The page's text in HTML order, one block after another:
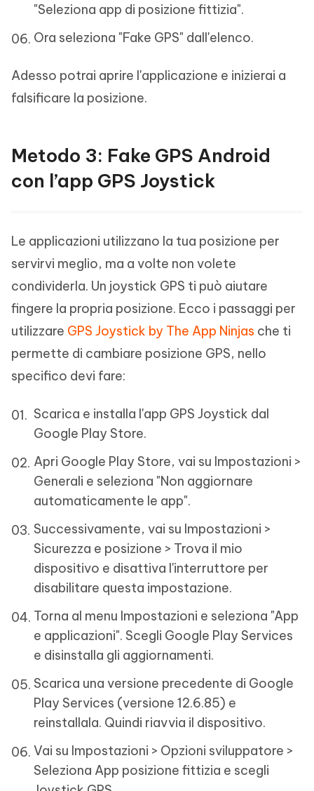
"Seleziona app di posizione fittizia".
Ora seleziona "Fake GPS" dall'elenco.
Adesso potrai aprire l'applicazione e inizierai a
falsificare la posizione.
Metodo 3: Fake GPS Android
con l’app GPS Joystick
Le applicazioni utilizzano la tua posizione per
servirvi meglio, ma a volte non volete
condividerla. Un joystick GPS ti può aiutare
fingere la propria posizione. Ecco i passaggi per
utilizzare GPS Joystick by The App Ninjas che ti
permette di cambiare posizione GPS, nello
specifico devi fare:
Scarica e installa l'app GPS Joystick dal
Google Play Store.
Apri Google Play Store, vai su Impostazioni >
Generali e seleziona "Non aggiornare
automaticamente le app".
Successivamente, vai su Impostazioni >
Sicurezza e posizione > Trova il mio
dispositivo e disattiva l'interruttore per
disabilitare questa impostazione.
Torna al menu Impostazioni e seleziona "App
e applicazioni". Scegli Google Play Services
e disinstalla gli aggiornamenti.
Scarica una versione precedente di Google
Play Services (versione 12.6.85) e
reinstallala. Quindi riavvia il dispositivo.
Vai su Impostazioni > Opzioni sviluppatore >
Seleziona App posizione fittizia e scegli